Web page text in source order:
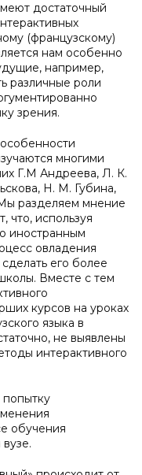
достаточный
(французскому)
нам особенно
например,
различные роли
зрения.
многими
Г.М Андреева, Л. К.
Н. М. Губина,
разделяем мнение
что, используя
иностранным
овладения
его более
Вместе с тем
курсов на уроках
языка в
не выявлены
интерактивного
обучения